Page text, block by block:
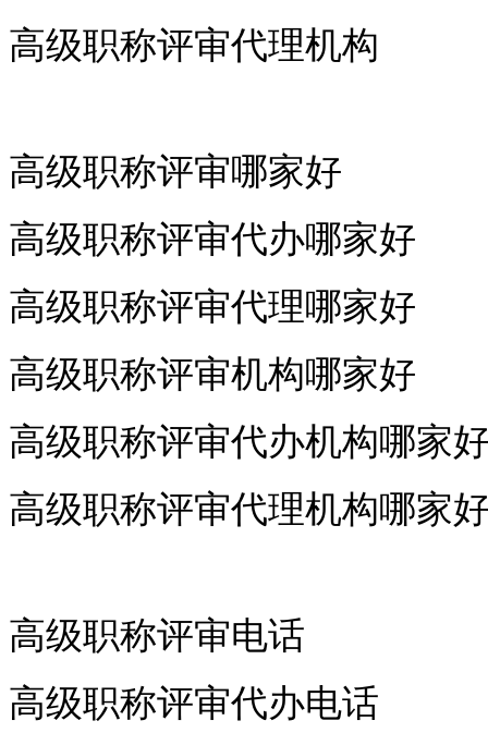
高级职称评审代理机构
高级职称评审哪家好
高级职称评审代办哪家好
高级职称评审代理哪家好
高级职称评审机构哪家好
高级职称评审代办机构哪家
高级职称评审代理机构哪家
高级职称评审电话
高级职称评审代办电话